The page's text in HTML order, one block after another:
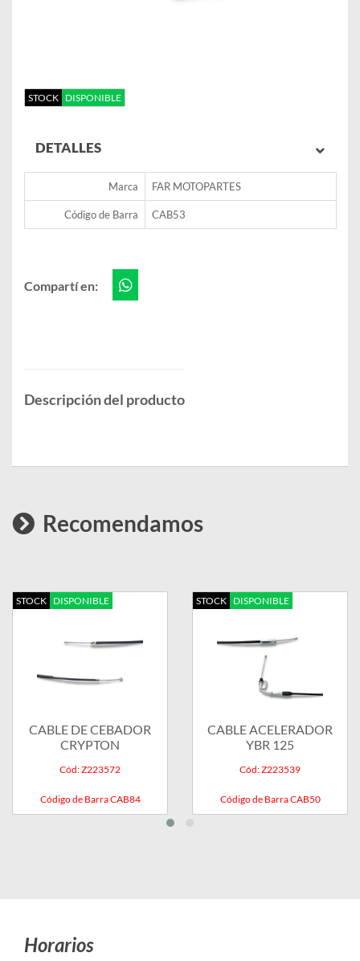
STOCK DISPONIBLE
DETALLES
Marca FAR MOTOPARTES
Código de Barra CAB53
Compartí en:
Descripción del producto
Recomendamos
STOCK DISPONIBLE
CABLE DE CEBADOR
CRYPTON
Cód: Z223572
Código de Barra CAB84
STOCK DISPONIBLE
CABLE ACELERADOR
YBR 125
Cód: Z223539
Código de Barra CAB50
Horarios